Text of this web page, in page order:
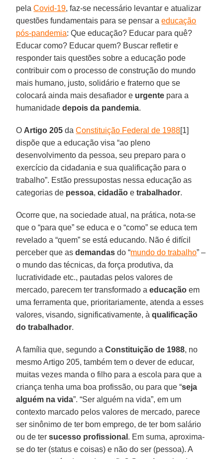
pelaCovid-19, faz-se necessário levantar e atualizar
questões fundamentais para se pensar aeducação
pós-pandemia: Que educação? Educar para quê?
Educar como? Educar quem? Buscar refletir e
responder tais questões sobre a educação pode
contribuir com o processo de construção do mundo
mais humano, justo, solidário e fraterno que se
colocará ainda mais desafiador e urgente para a
humanidadedepois da pandemia.
O Artigo 205 daConstituição Federal de 1988[1]
dispõe que a educação visa “ao pleno
desenvolvimento da pessoa, seu preparo para o
exercício da cidadania e sua qualificação para o
trabalho”. Estão pressupostas nessa educação as
categorias de pessoa,cidadão etrabalhador.
Ocorre que, na sociedade atual, na prática, nota-se
que o “para que” se educa e o “como” se educa tem
revelado a “quem” se está educando. Não é difícil
perceber que asdemandas do “mundo do trabalho” –
o mundo das técnicas, da força produtiva, da
lucratividade etc., pautadas pelos valores de
mercado, parecem ter transformado aeducação em
uma ferramenta que, prioritariamente, atenda a esses
valores, visando, significativamente, àqualificação
do trabalhador.
A família que, segundo aConstituição de 1988, no
mesmo Artigo 205, também tem o dever de educar,
muitas vezes manda o filho para a escola para que a
criança tenha uma boa profissão, ou para que “seja
alguém na vida”. “Ser alguém na vida”, em um
contexto marcado pelos valores de mercado, parece
ser sinônimo de ter bom emprego, de ter bom salário
ou de tersucesso profissional . Em suma, aproxima-
se do ter (status e coisas) e não do ser (pessoa). A